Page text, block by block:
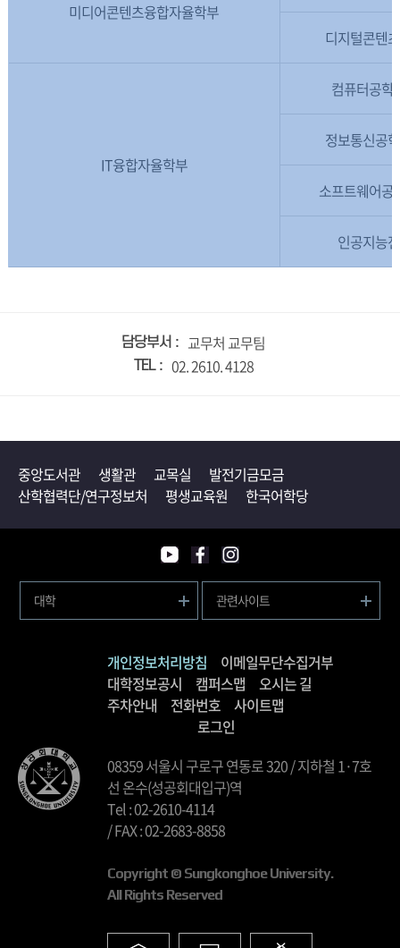
미디어콘텐츠융합자율학부
디지털콘텐
IT융합자율학부
컴퓨터공학
정보통신공
소프트웨어공
인공지능
담당부서 교무처 교무팀
TEL 02. 2610. 4128
중앙도서관 생활관 교목실
발전기금모금
산학협력단/연구정보처
평생교육원 한국어학당
대학 관련사이트
개인정보처리방침
이메일무단수집거부
대학정보공시
캠퍼스맵
오시는 길
주차안내
전화번호
사이트맵
로그인
08359 서울시 구로구 연동로 320 / 지하철 1·7호
선 온수(성공회대입구)역
Tel : 02-2610-4114
/ FAX : 02-2683-8858
Copyright © Sungkonghoe University.
All Rights Reserved